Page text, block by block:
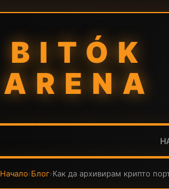
BITÓK
ARENA
Начало›Блог›Как да архивирам крипто